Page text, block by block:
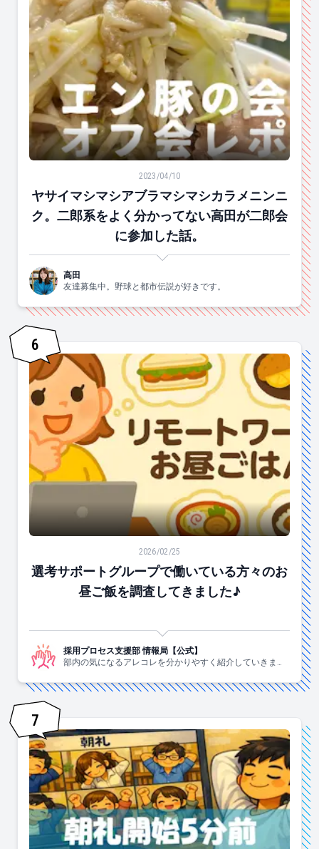
ヤサイマシマシアブラマシマシカラメニンニク。二郎
2023/04/10
ヤサイマシマシアブラマシマシカラメニンニ
ク。二郎系をよく分かってない高田が二郎会
に参加した話。
高田
友達募集中。野球と都市伝説が好きです。
6
選考サポートグループで働いている方々のお昼ご飯を
2026/02/25
選考サポートグループで働いている方々のお
昼ご飯を調査してきました♪
採用プロセス支援部 情報局【公式】
部内の気になるアレコレを分かりやすく紹介していきま
7